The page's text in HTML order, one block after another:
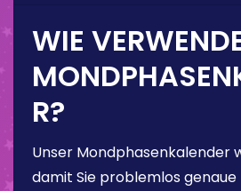
WIE
R?
Unser Mondphasenkalender
damit Sie problemlos genaue